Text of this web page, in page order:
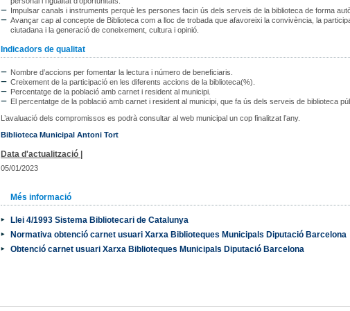
Impulsar canals i instruments perquè les persones facin ús dels serveis de la biblioteca de forma
Avançar cap al concepte de Biblioteca com a lloc de trobada que afavoreixi la convivència, la
ciutadana i la generació de coneixement, cultura i opinió.
Indicadors de qualitat
Nombre d’accions per fomentar la lectura i número de beneficiaris.
Creixement de la participació en les diferents accions de la biblioteca(%).
Percentatge de la població amb carnet i resident al municipi.
El percentatge de la població amb carnet i resident al municipi, que fa ús dels serveis de biblioteca
L’avaluació dels compromissos es podrà consultar al web municipal un cop finalitzat l’any.
Biblioteca Municipal Antoni Tort
Data d'actualització |
05/01/2023
Més informació
Llei 4/1993 Sistema Bibliotecari de Catalunya
Normativa obtenció carnet usuari Xarxa Biblioteques Municipals Diputació Barcelona
Obtenció carnet usuari Xarxa Biblioteques Municipals Diputació Barcelona